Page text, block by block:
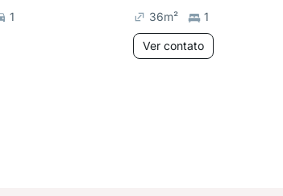
1
36m² 1
Ver contato